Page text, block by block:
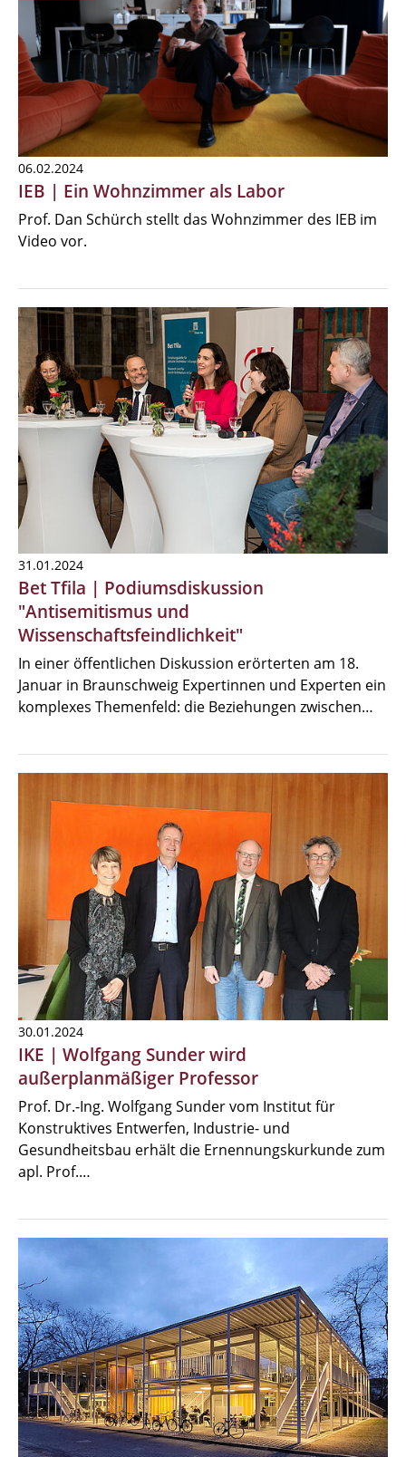
06.02.2024
IEB | Ein Wohnzimmer als Labor
Prof. Dan Schürch stellt das Wohnzimmer des IEB im
Video vor.
31.01.2024
Bet Tfila | Podiumsdiskussion
"Antisemitismus und
Wissenschaftsfeindlichkeit"
In einer öffentlichen Diskussion erörterten am 18.
Januar in Braunschweig Expertinnen und Experten ein
komplexes Themenfeld: die Beziehungen zwischen…
30.01.2024
IKE | Wolfgang Sunder wird
außerplanmäßiger Professor
Prof. Dr.-Ing. Wolfgang Sunder vom Institut für
Konstruktives Entwerfen, Industrie- und
Gesundheitsbau erhält die Ernennungskurkunde zum
apl. Prof.…